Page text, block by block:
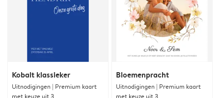
Kobalt klassieker
Uitnodigingen | Premium kaart
met keuze uit 3
Bloemenpracht
Uitnodigingen | Premium kaart
met keuze uit 3